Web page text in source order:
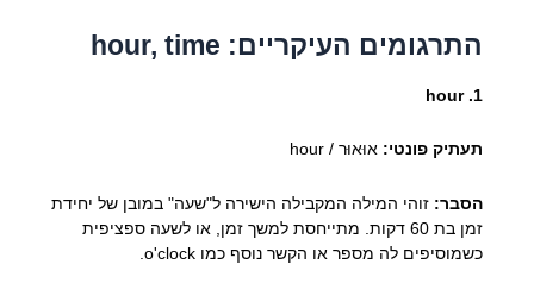
התרגומים העיקריים: hour, time
1. hour
תעתיק פונטי: אוּאוּר / hour
הסבר: זוהי המילה המקבילה הישירה ל"שעה" במובן של יחידת
זמן בת 60 דקות. מתייחסת למשך זמן, או לשעה ספציפית
כשמוסיפים לה מספר או הקשר נוסף כמו o'clock.